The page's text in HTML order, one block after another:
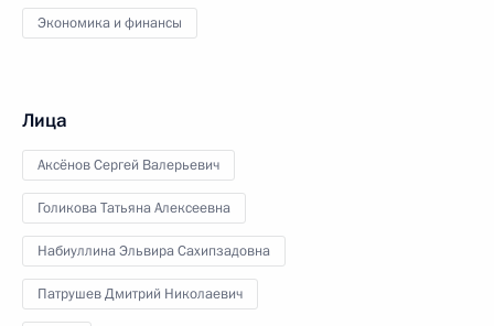
Экономика и финансы
Лица
Аксёнов Сергей Валерьевич
Голикова Татьяна Алексеевна
Набиуллина Эльвира Сахипзадовна
Патрушев Дмитрий Николаевич